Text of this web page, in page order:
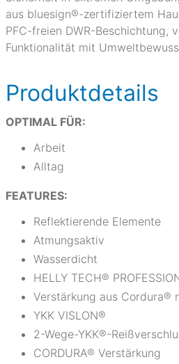
aus bluesign®-zertifiziertem
PFC-freien DWR-Beschichtung,
Funktionalität mit
Produktdetails
OPTIMAL FÜR:
Arbeit
Alltag
FEATURES:
Reflektierende Elemente
Atmungsaktiv
Wasserdicht
HELLY TECH®
Verstärkung aus Cordura®
YKK VISLON®
2-Wege-YKK®-
CORDURA® Verstärkung